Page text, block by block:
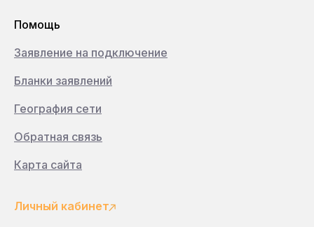
Помощь
Заявление на подключение
Бланки заявлений
География сети
Обратная связь
Карта сайта
Личный кабинет